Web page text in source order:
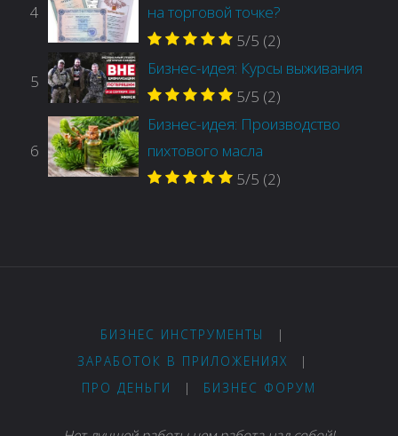
4
на торговой точке?
5/5 (2)
5
Бизнес-идея: Курсы выживания
5/5 (2)
6
Бизнес-идея: Производство
пихтового масла
5/5 (2)
БИЗНЕС ИНСТРУМЕНТЫ
|
ЗАРАБОТОК В ПРИЛОЖЕНИЯХ
|
ПРО ДЕНЬГИ
| БИЗНЕС ФОРУМ